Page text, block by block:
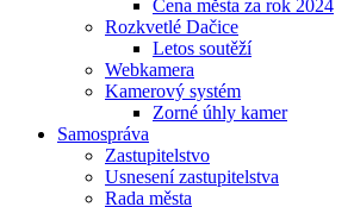
Cena města za rok 2024
Rozkvetlé Dačice
Letos soutěží
Webkamera
Kamerový systém
Zorné úhly kamer
Samospráva
Zastupitelstvo
Usnesení zastupitelstva
Rada města